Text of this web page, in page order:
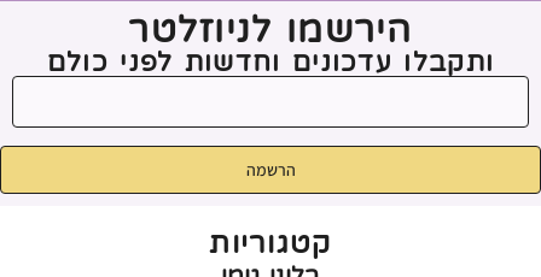
הירשמו לניוזלטר
ותקבלו עדכונים וחדשות לפני כולם
הרשמה
קטגוריות